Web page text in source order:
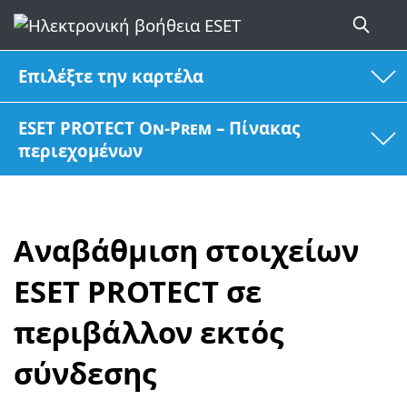
Επιλέξτε την καρτέλα
ESET PROTECT On-Prem – Πίνακας
περιεχομένων
Αναβάθμιση στοιχείων
ESET PROTECT σε
περιβάλλον εκτός
σύνδεσης